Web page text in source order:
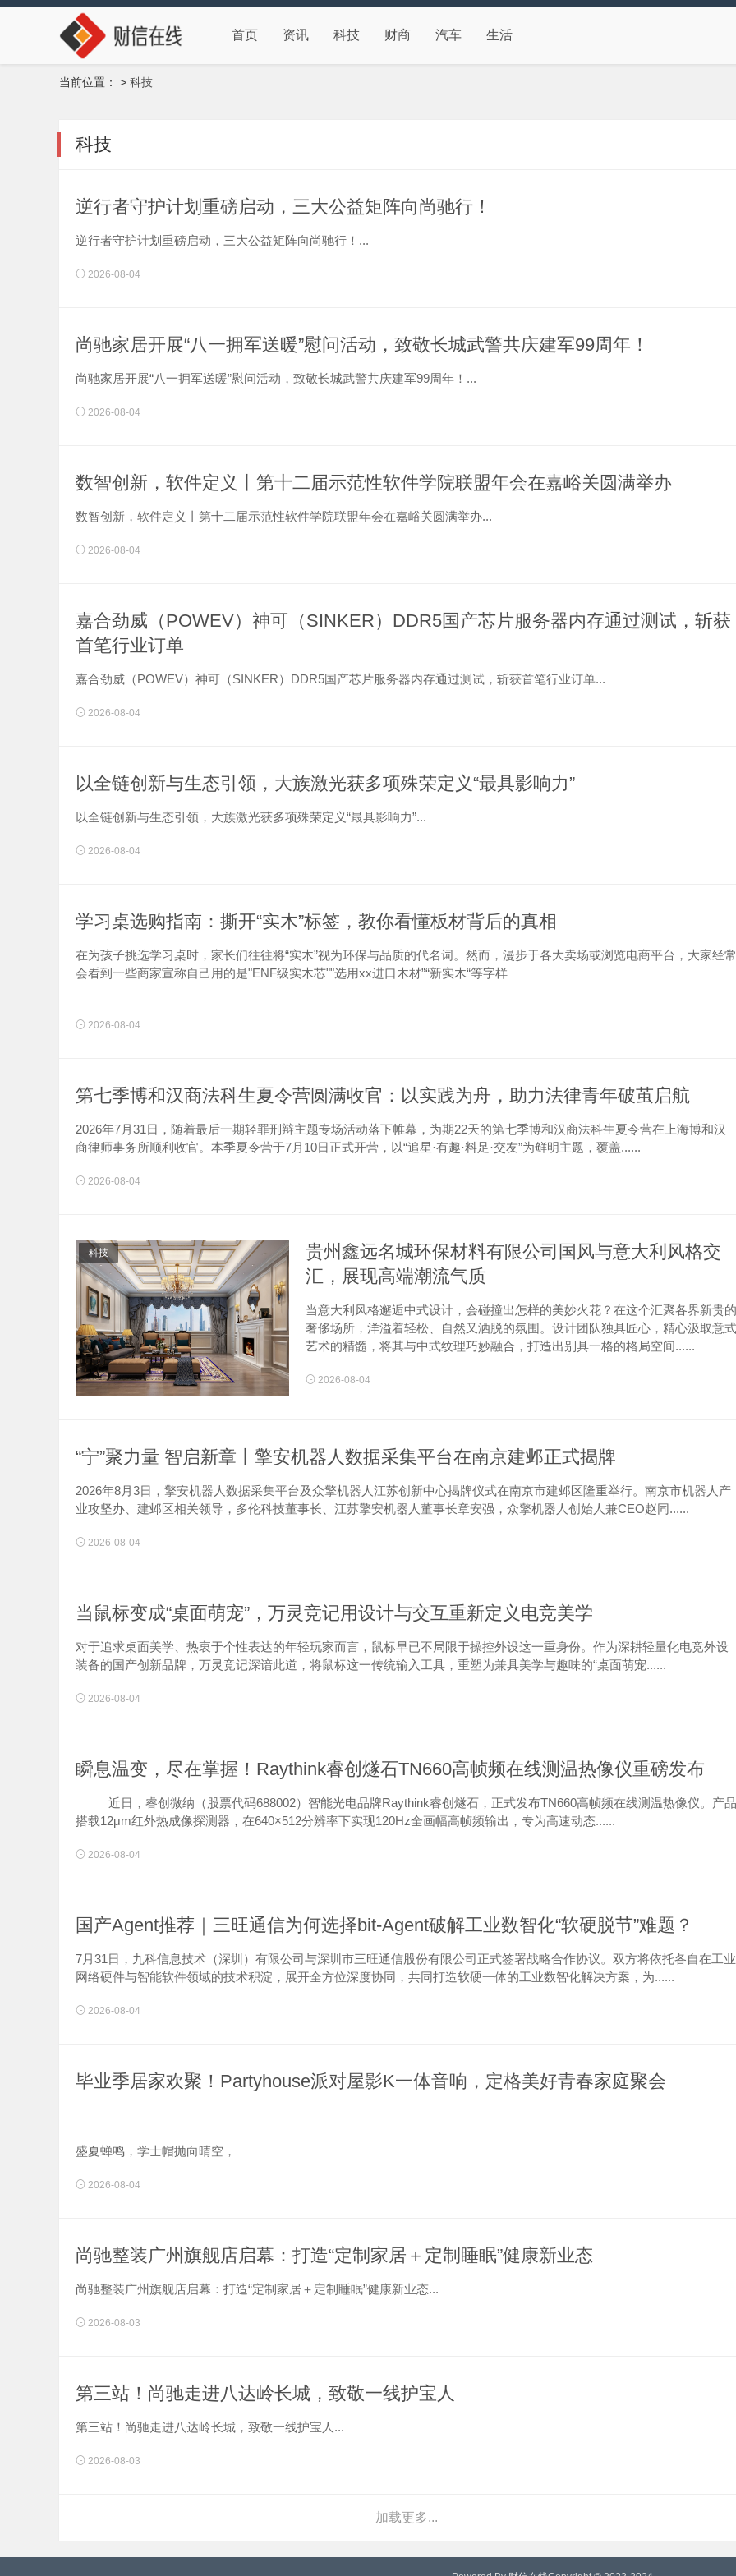
首页 资讯 科技 财商 汽车 生活
当前位置： > 科技
科技
逆行者守护计划重磅启动，三大公益矩阵向尚驰行！
逆行者守护计划重磅启动，三大公益矩阵向尚驰行！...
2026-08-04
尚驰家居开展“八一拥军送暖”慰问活动，致敬长城武警共庆建军99周年！
尚驰家居开展“八一拥军送暖”慰问活动，致敬长城武警共庆建军99周年！...
2026-08-04
数智创新，软件定义丨第十二届示范性软件学院联盟年会在嘉峪关圆满举办
数智创新，软件定义丨第十二届示范性软件学院联盟年会在嘉峪关圆满举办...
2026-08-04
嘉合劲威（POWEV）神可（SINKER）DDR5国产芯片服务器内存通过测试，斩获
首笔行业订单
嘉合劲威（POWEV）神可（SINKER）DDR5国产芯片服务器内存通过测试，斩获首笔行业订单...
2026-08-04
以全链创新与生态引领，大族激光获多项殊荣定义“最具影响力”
以全链创新与生态引领，大族激光获多项殊荣定义“最具影响力”...
2026-08-04
学习桌选购指南：撕开“实木”标签，教你看懂板材背后的真相
在为孩子挑选学习桌时，家长们往往将“实木”视为环保与品质的代名词。然而，漫步于各大卖场或浏览电商平台，大家经常
会看到一些商家宣称自己用的是"ENF级实木芯""选用xx进口木材”“新实木“等字样
2026-08-04
第七季博和汉商法科生夏令营圆满收官：以实践为舟，助力法律青年破茧启航
2026年7月31日，随着最后一期轻罪刑辩主题专场活动落下帷幕，为期22天的第七季博和汉商法科生夏令营在上海博和汉
商律师事务所顺利收官。本季夏令营于7月10日正式开营，以“追星·有趣·料足·交友”为鲜明主题，覆盖......
2026-08-04
贵州鑫远名城环保材料有限公司国风与意大利风格交
汇，展现高端潮流气质
科技
当意大利风格邂逅中式设计，会碰撞出怎样的美妙火花？在这个汇聚各界新贵的
奢侈场所，洋溢着轻松、自然又洒脱的氛围。设计团队独具匠心，精心汲取意式
艺术的精髓，将其与中式纹理巧妙融合，打造出别具一格的格局空间......
2026-08-04
“宁”聚力量 智启新章丨擎安机器人数据采集平台在南京建邺正式揭牌
2026年8月3日，擎安机器人数据采集平台及众擎机器人江苏创新中心揭牌仪式在南京市建邺区隆重举行。南京市机器人产
业攻坚办、建邺区相关领导，多伦科技董事长、江苏擎安机器人董事长章安强，众擎机器人创始人兼CEO赵同......
2026-08-04
当鼠标变成“桌面萌宠”，万灵竞记用设计与交互重新定义电竞美学
对于追求桌面美学、热衷于个性表达的年轻玩家而言，鼠标早已不局限于操控外设这一重身份。作为深耕轻量化电竞外设
装备的国产创新品牌，万灵竞记深谙此道，将鼠标这一传统输入工具，重塑为兼具美学与趣味的“桌面萌宠......
2026-08-04
瞬息温变，尽在掌握！Raythink睿创燧石TN660高帧频在线测温热像仪重磅发布
近日，睿创微纳（股票代码688002）智能光电品牌Raythink睿创燧石，正式发布TN660高帧频在线测温热像仪。产品
搭载12μm红外热成像探测器，在640×512分辨率下实现120Hz全画幅高帧频输出，专为高速动态......
2026-08-04
国产Agent推荐｜三旺通信为何选择bit-Agent破解工业数智化“软硬脱节”难题？
7月31日，九科信息技术（深圳）有限公司与深圳市三旺通信股份有限公司正式签署战略合作协议。双方将依托各自在工业
网络硬件与智能软件领域的技术积淀，展开全方位深度协同，共同打造软硬一体的工业数智化解决方案，为......
2026-08-04
毕业季居家欢聚！Partyhouse派对屋影K一体音响，定格美好青春家庭聚会
盛夏蝉鸣，学士帽抛向晴空，
一段滚烫青春迎来收尾。
告别千篇一律拥挤嘈杂的KTV，
摆脱局促简陋的外放杂音，
不用赶场、无需限时，
Par......
2026-08-04
尚驰整装广州旗舰店启幕：打造“定制家居＋定制睡眠”健康新业态
尚驰整装广州旗舰店启幕：打造“定制家居＋定制睡眠”健康新业态...
2026-08-03
第三站！尚驰走进八达岭长城，致敬一线护宝人
第三站！尚驰走进八达岭长城，致敬一线护宝人...
2026-08-03
加载更多...